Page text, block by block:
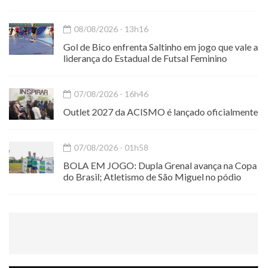
08/08/2026 - 13h16
Gol de Bico enfrenta Saltinho em jogo que vale a
liderança do Estadual de Futsal Feminino
07/08/2026 - 16h46
Outlet 2027 da ACISMO é lançado oficialmente
07/08/2026 - 01h58
BOLA EM JOGO: Dupla Grenal avança na Copa
do Brasil; Atletismo de São Miguel no pódio